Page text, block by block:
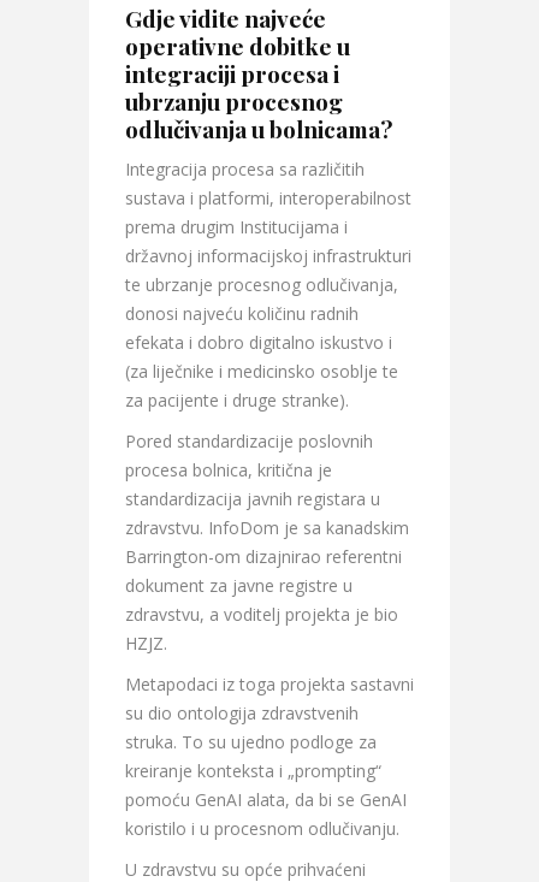
Gdje vidite najveće
operativne dobitke u
integraciji procesa i
ubrzanju procesnog
odlučivanja u bolnicama?
Integracija procesa sa različitih
sustava i platformi, interoperabilnost
prema drugim Institucijama i
državnoj informacijskoj infrastrukturi
te ubrzanje procesnog odlučivanja,
donosi najveću količinu radnih
efekata i dobro digitalno iskustvo i
(za liječnike i medicinsko osoblje te
za pacijente i druge stranke).
Pored standardizacije poslovnih
procesa bolnica, kritična je
standardizacija javnih registara u
zdravstvu. InfoDom je sa kanadskim
Barrington-om dizajnirao referentni
dokument za javne registre u
zdravstvu, a voditelj projekta je bio
HZJZ.
Metapodaci iz toga projekta sastavni
su dio ontologija zdravstvenih
struka. To su ujedno podloge za
kreiranje konteksta i „prompting“
pomoću GenAI alata, da bi se GenAI
koristilo i u procesnom odlučivanju.
U zdravstvu su opće prihvaćeni